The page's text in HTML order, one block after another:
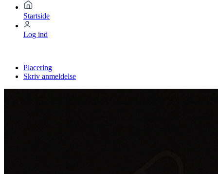
Startside
Log ind
Placering
Skriv anmeldelse